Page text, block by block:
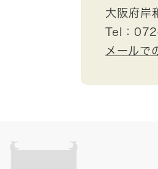
大阪府岸
Tel：
メールで